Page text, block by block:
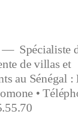
Spécialiste
de villas et
au Sénégal :
•